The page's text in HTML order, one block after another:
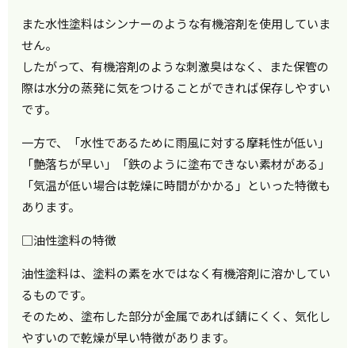
また水性塗料はシンナーのような有機溶剤を使用していま
せん。
したがって、有機溶剤のような刺激臭はなく、また保管の
際は水分の蒸発に気をつけることができれば保存しやすい
です。
一方で、「水性であるために雨風に対する摩耗性が低い」
「艶落ちが早い」「鉄のように塗布できない素材がある」
「気温が低い場合は乾燥に時間がかかる」といった特徴も
あります。
□油性塗料の特徴
油性塗料は、塗料の素を水ではなく有機溶剤に溶かしてい
るものです。
そのため、塗布した部分が金属であれば錆にくく、気化し
やすいので乾燥が早い特徴があります。